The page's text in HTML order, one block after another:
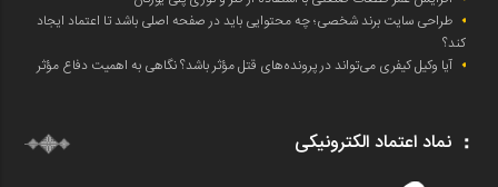
طراحی سایت برند شخصی؛ چه محتوایی باید در صفحه اصلی باشد تا اعتماد ایجاد
کند؟
آیا وکیل کیفری می‌تواند در پرونده‌های قتل مؤثر باشد؟ نگاهی به اهمیت دفاع مؤثر
نماد اعتماد الکترونیکی